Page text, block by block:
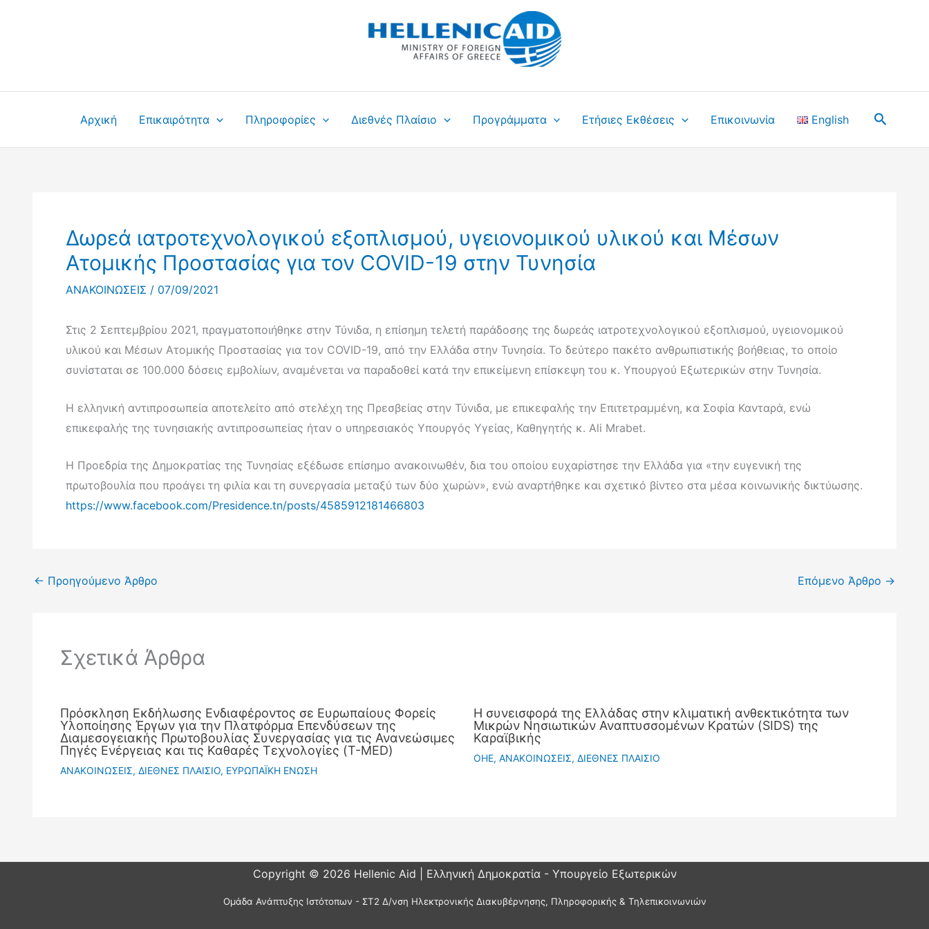
Αρχική Επικαιρότητα Πληροφορίες Διεθνές Πλαίσιο Προγράμματα Ετήσιες Εκθέσεις Επικοινωνία English
Δωρεά ιατροτεχνολογικού εξοπλισμού, υγειονομικού υλικού και Μέσων
Ατομικής Προστασίας για τον COVID-19 στην Τυνησία
ΑΝΑΚΟΙΝΩΣΕΙΣ / 07/09/2021
Στις 2 Σεπτεμβρίου 2021, πραγματοποιήθηκε στην Τύνιδα, η επίσημη τελετή παράδοσης της δωρεάς ιατροτεχνολογικού εξοπλισμού, υγειονομικού
υλικού και Μέσων Ατομικής Προστασίας για τον COVID-19, από την Ελλάδα στην Τυνησία. Το δεύτερο πακέτο ανθρωπιστικής βοήθειας, το οποίο
συνίσταται σε 100.000 δόσεις εμβολίων, αναμένεται να παραδοθεί κατά την επικείμενη επίσκεψη του κ. Υπουργού Εξωτερικών στην Τυνησία.
Η ελληνική αντιπροσωπεία αποτελείτο από στελέχη της Πρεσβείας στην Τύνιδα, με επικεφαλής την Επιτετραμμένη, κα Σοφία Κανταρά, ενώ
επικεφαλής της τυνησιακής αντιπροσωπείας ήταν ο υπηρεσιακός Υπουργός Υγείας, Καθηγητής κ. Ali Mrabet.
Η Προεδρία της Δημοκρατίας της Τυνησίας εξέδωσε επίσημο ανακοινωθέν, δια του οποίου ευχαρίστησε την Ελλάδα για «την ευγενική της
πρωτοβουλία που προάγει τη φιλία και τη συνεργασία μεταξύ των δύο χωρών», ενώ αναρτήθηκε και σχετικό βίντεο στα μέσα κοινωνικής δικτύωσης.
https://www.facebook.com/Presidence.tn/posts/4585912181466803
← Προηγούμενο Άρθρο Επόμενο Άρθρο →
Σχετικά Άρθρα
Πρόσκληση Εκδήλωσης Ενδιαφέροντος σε Ευρωπαίους Φορείς
Υλοποίησης Έργων για την Πλατφόρμα Επενδύσεων της
Διαμεσογειακής Πρωτοβουλίας Συνεργασίας για τις Ανανεώσιμες
Πηγές Ενέργειας και τις Καθαρές Τεχνολογίες (T-MED)
ΑΝΑΚΟΙΝΩΣΕΙΣ, ΔΙΕΘΝΕΣ ΠΛΑΙΣΙΟ, ΕΥΡΩΠΑΪΚΗ ΕΝΩΣΗ
Η συνεισφορά της Ελλάδας στην κλιματική ανθεκτικότητα των
Μικρών Νησιωτικών Αναπτυσσομένων Κρατών (SIDS) της
Καραϊβικής
OHE, ΑΝΑΚΟΙΝΩΣΕΙΣ, ΔΙΕΘΝΕΣ ΠΛΑΙΣΙΟ
Copyright © 2026 Hellenic Aid | Ελληνική Δημοκρατία - Υπουργείο Εξωτερικών
Ομάδα Ανάπτυξης Ιστότοπων - ΣΤ2 Δ/νση Ηλεκτρονικής Διακυβέρνησης, Πληροφορικής & Τηλεπικοινωνιών